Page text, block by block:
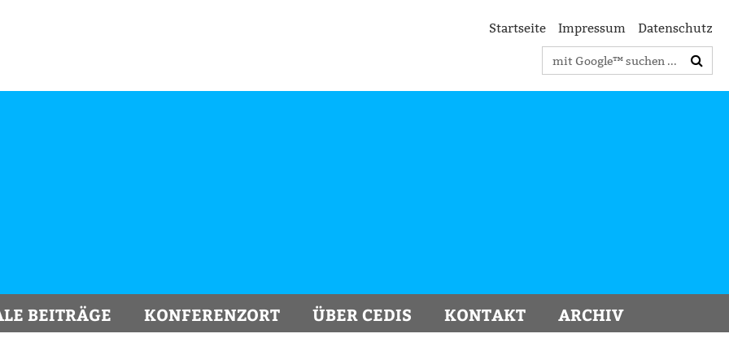
Startseite Impressum
Datenschutz
Suchbegriffe
BEITRÄGE KONFERENZORT ÜBER CEDIS KONTAKT ARCHIV